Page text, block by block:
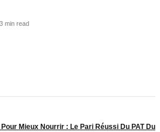
3 min read
Mieux Nourrir : Le Pari Réussi Du PAT Du